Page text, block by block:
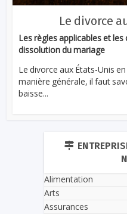
Le divorce
Les règles applicables et
dissolution du mariage
Le divorce aux États-Unis
manière générale, il faut
baisse...
Alimentation
Arts
Assurances